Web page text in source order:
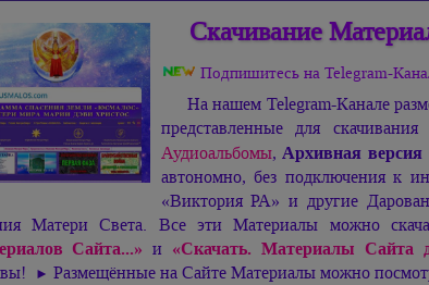
Скачивание
Подпишитесь на Telegram-
На нашем Telegram-Канале
представленные для
Аудиоальбомы,Архивная версия
автономно, без подключения к
«Виктория РА» и другие
Матери Света. Все эти Материалы можно
Сайта...» и «Скачать. Материалы Сайта
► Размещённые на Сайте Материалы можно